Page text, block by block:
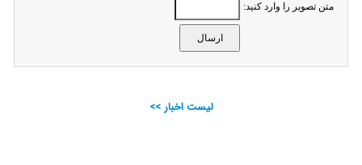
متن تصویر را وارد کنید:
لیست اخبار >>